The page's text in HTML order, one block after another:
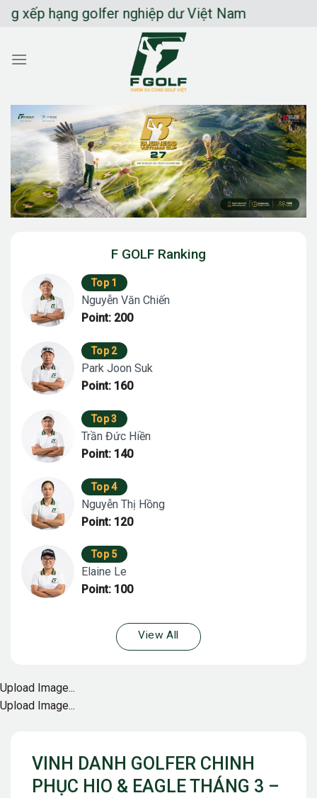
Chuyển
dung
hạng golfer nghiệp dư Việt Nam
VINH DANH GOLFER CHINH
PHỤC HIO & EAGLE THÁNG 3 –
F GOLF Ranking
Top 1
Nguyễn Văn Chiến
Point: 200
Top 2
Park Joon Suk
Point: 160
Top 3
Trần Đức Hiền
Point: 140
Top 4
Nguyễn Thị Hồng
Point: 120
Top 5
Elaine Le
Point: 100
View All
Upload Image...
Upload Image...